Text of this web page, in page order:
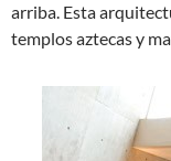
arriba. Esta
templos aztecas y